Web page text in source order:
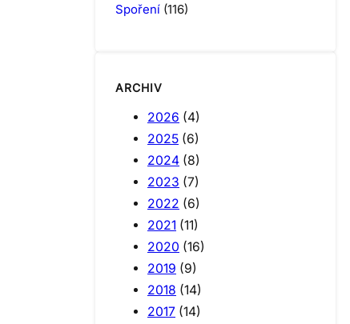
Spoření (116)
ARCHIV
2026 (4)
2025 (6)
2024 (8)
2023 (7)
2022 (6)
2021 (11)
2020 (16)
2019 (9)
2018 (14)
2017 (14)